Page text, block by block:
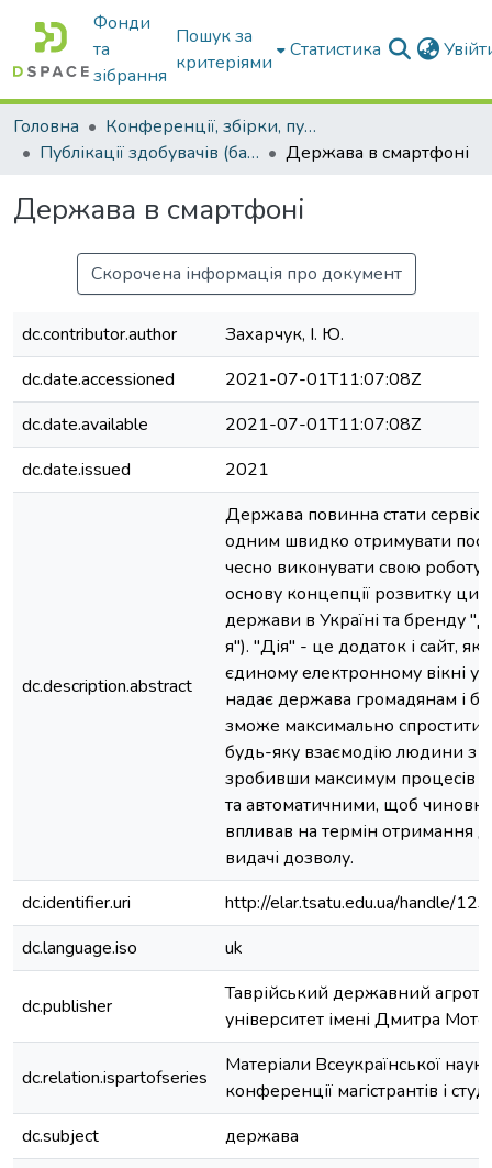
Фонди
та
зібрання
Пошук за
критеріями
Статистика
Головна
Конференції, збірки, публікації молодих вчених і здобувачів : магістрів, бакалаврів, аспірантів.
Публікації здобувачів (бакалаврів. магістрів, аспірантів)
Держава в смартфоні
Держава в смартфоні
Скорочена інформація про документ
dc.contributor.author
Захарчук, І. Ю.
dc.date.accessioned
2021-07-01T11:07:08Z
dc.date.available
2021-07-01T11:07:08Z
dc.date.issued
2021
dc.description.abstract
Держава повинна стати
одним швидко отримувати
чесно виконувати свою роботу.
основу концепції розвитку
держави в Україні та бренду
я"). "Дія" - це додаток і сайт,
єдиному електронному вікні усі
надає держава громадянам і
зможе максимально спростити
будь-яку взаємодію людини з
зробивши максимум процесів
та автоматичними, щоб
впливав на термін отримання
видачі дозволу.
dc.identifier.uri
http://elar.tsatu.edu.ua/handle/
dc.language.iso
uk
dc.publisher
Таврійський державний
університет імені Дмитра
dc.relation.ispartofseries
Матеріали Всеукраїнської
конференції магістрантів і
dc.subject
держава